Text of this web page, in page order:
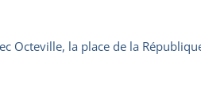
Octeville, la place de la